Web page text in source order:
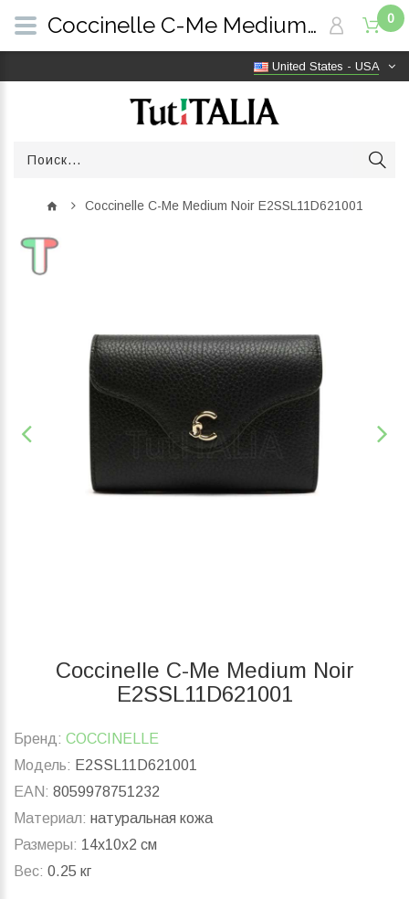
United States - USA
0
Coccinelle C-Me Medium Noir E2SSL11D621001
Coccinelle C-Me Medium Noir
E2SSL11D621001
Бренд: COCCINELLE
Модель: E2SSL11D621001
EAN: 8059978751232
Материал: натуральная кожа
Размеры: 14x10x2 см
Вес: 0.25 кг
Coccinelle C-Me Medium Noir E2SSL11D621001 | TutITALIA